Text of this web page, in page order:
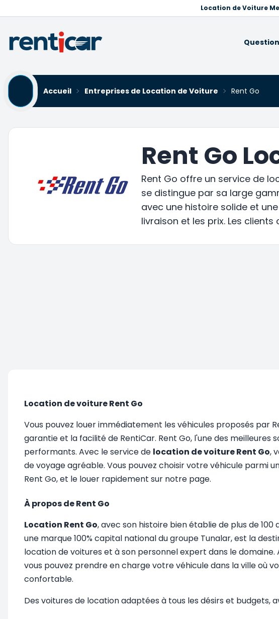
Location de Voiture
Accueil
Entreprises de Location de Voiture Rent Go
Rent Go
Rent Go offre un service de
se distingue par sa large
avec une histoire solide et
livraison et les prix. Les
Location de voiture Rent Go
Vous pouvez louer immédiatement les véhicules proposés par
garantie et la facilité de RentiCar. Rent Go, l'une des
performants. Avec le service de location de voiture Rent Go,
de voyage agréable. Vous pouvez choisir votre véhicule parmi
Rent Go, et le louer rapidement sur notre page.
À propos de Rent Go
Location Rent Go, avec son histoire bien établie de plus de
une marque 100% capital national du groupe Tunalar, est la
location de voitures et à son personnel expert dans le domaine.
vous pouvez prendre en charge votre véhicule dans la ville où
confortable.
Des voitures de location adaptées à tous les désirs et budgets,